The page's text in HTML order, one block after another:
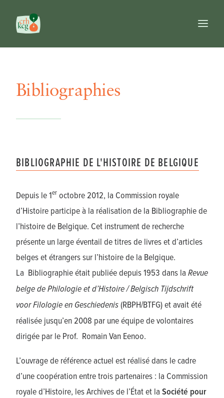
Publications
Prix
NL
Recherche
Bibliographies
BIBLIOGRAPHIE DE L'HISTOIRE DE BELGIQUE
Depuis le 1er octobre 2012, la Commission royale
d’Histoire participe à la réalisation de la Bibliographie de
l’histoire de Belgique. Cet instrument de recherche
présente un large éventail de titres de livres et d’articles
belges et étrangers sur l’histoire de la Belgique.
La Bibliographie était publiée depuis 1953 dans la Revue
belge de Philologie et d’Histoire / Belgisch Tijdschrift
voor Filologie en Geschiedenis(RBPH/BTFG) et avait été
réalisée jusqu’en 2008 par une équipe de volontaires
dirigée par le Prof. Romain Van Eenoo.
L’ouvrage de référence actuel est réalisé dans le cadre
d’une coopération entre trois partenaires : la Commission
royale d’Histoire, les Archives de l’État et la Société pour